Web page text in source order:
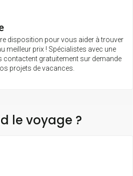
disposition pour vous aider à trouver
meilleur prix ! Spécialistes avec une
contactent gratuitement sur demande
projets de vacances.
le voyage ?